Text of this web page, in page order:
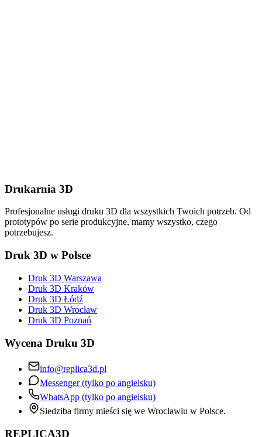
Drukarnia 3D
Profesjonalne usługi druku 3D dla wszystkich Twoich potrzeb. Od
prototypów po serie produkcyjne, mamy wszystko, czego
potrzebujesz.
Druk 3D w Polsce
Druk 3D Warszawa
Druk 3D Kraków
Druk 3D Łódź
Druk 3D Wrocław
Druk 3D Poznań
Wycena Druku 3D
info@replica3d.pl
Messenger (tylko po angielsku)
WhatsApp (tylko po angielsku)
Siedziba firmy mieści się we Wrocławiu w Polsce.
REPLICA3D